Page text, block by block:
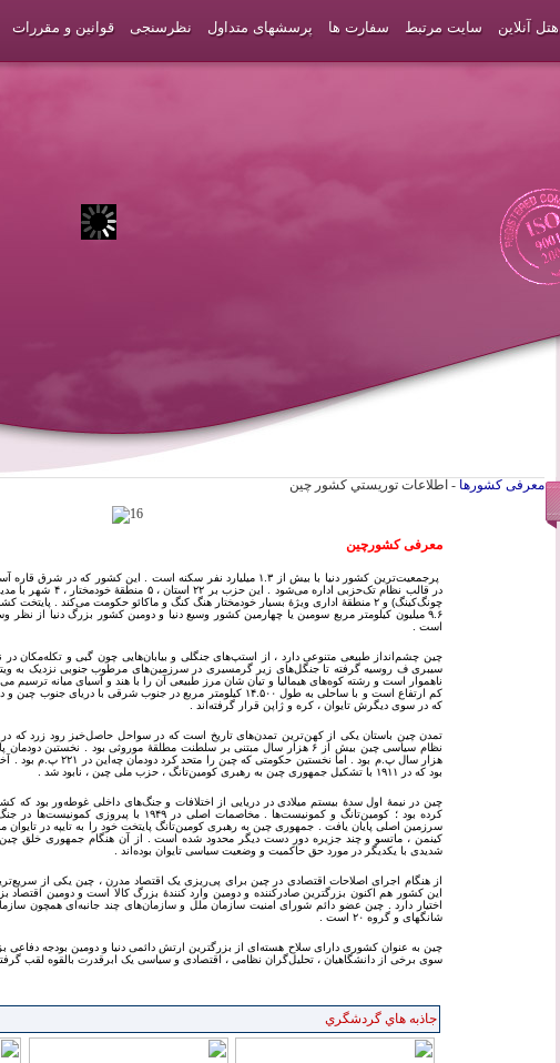
هتل آنلاین سایت مرتبط سفارت ها پرسشهای متداول نظرسنجی قوانین و مقررات
معرفی کشورها - اطلاعات توريستي كشور چین
معرفی کشورچین
پرجمعیت‌ترین کشور دنیا با بیش از ۱.۳ میلیارد نفر سکنه است . این
در قالب نظام تک‌حزبی
چونگ‌کینگ) و ۲ منطقهٔ اداری ویژهٔ بسیار خودمختار هنگ کنگ و ماکائو حکومت می‌کند .
۹.۶ میلیون کیلومتر مربع سومین یا چهارمین کشور وسیع دنیا و دومین کشور بزرگ دنیا از
است .
چین چشم‌انداز طبیعی متنوعی دارد ، از استپ‌های جنگلی و بیابان‌هایی چون گبی و تکله‌مکان
سیبری ف روسیه گرفته تا جنگل‌های زیر گرمسیری در سرزمین‌های مرطوب جنوبی نزدیک به
ناهموار است و رشته ‌کوه‌های هیمالیا و تیان شان مرز طبیعی آن را با هند و آسیای میانه ترسیم
کم ‌ارتفاع است و با ساحلی به طول ۱۴.۵۰۰ کیلومتر مربع در جنوب شرقی
که در سوی دیگرش تایوان ، کره و ژاپن قرار گرفته‌اند .
تمدن چین باستان یکی از کهن‌ترین تمدن‌های تاریخ است که در سواحل حاصل‌خیز رود زرد
هزار سال پ.م بود . اما نخستین
بود که در ۱۹۱۱ با تشکیل جمهوری چین به رهبری کومین‌تانگ ، حزب ملی چین ، نابود شد .
چین در نیمهٔ اول سدهٔ بیستم میلادی در دریایی از اختلافات و جنگ‌های داخلی غوطه‌ور بود که
کرده بود ؛ کومین‌تانگ و کمونیست‌ها . مخاصمات اصلی
سرزمین اصلی پایان یافت . جمهوری چین به رهبری کومین‌تانگ پایتخت خود را به تایپه در تایوان
کینمن ، ماتسو و چند جزیره دور دست دیگر محدود شده ‌است . از آن هنگام جمهوری خلق
شدیدی با یکدیگر در مورد حق حاکمیت و وضعیت سیاسی تایوان بوده‌اند .
از هنگام اجرای اصلاحات اقتصادی در چین برای پی‌ریزی یک اقتصاد مدرن ، چین یکی از
این کشور هم ‌اکنون بزرگترین صادرکننده و دومین وارد کنندهٔ بزرگ کالا است و دومین اقتصاد
اختیار دارد . چین عضو دائم شورای امنیت سازمان ملل و سازمان‌های چند جانبه‌ای همچون
شانگهای و گروه ۲۰ است .
چین به عنوان کشوری دارای سلاح هسته‌ای از بزرگترین ارتش دائمی دنیا و دومین بودجه دفاعی
سوی برخی از دانشگاهیان ، تحلیل‌گران نظامی ، اقتصادی و سیاسی یک ابرقدرت بالقوه لقب
جاذبه هاي گردشگري